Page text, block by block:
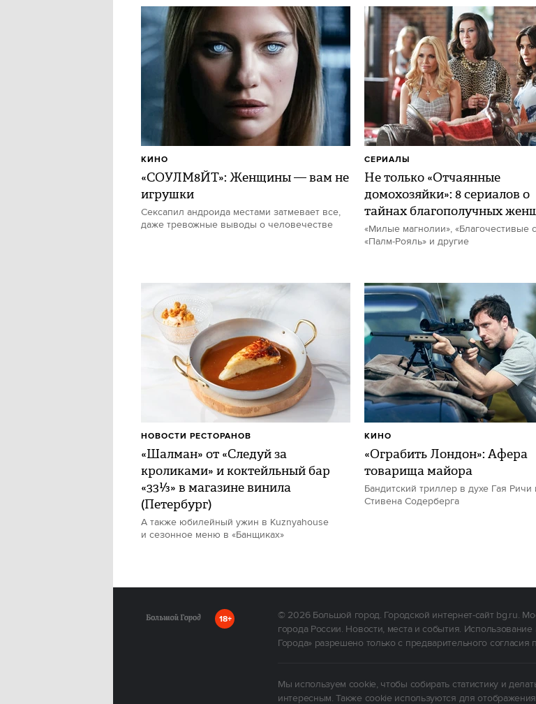
«СОУЛМ8ЙТ»: Женщины — вам не
игрушки
Сексапил андроида местами затмевает все,
даже тревожные выводы о человечестве
КИНО
Не только «Отчаянные
домохозяйки»: 8 сериалов о
тайнах благополучных
«Милые магнолии», «Благочестивые
«Палм-Рояль» и другие
СЕРИАЛЫ
«Шалман» от «Следуй за
кроликами» и коктейльный бар
«33⅓» в магазине винила
(Петербург)
А также юбилейный ужин в Kuznyahouse
и сезонное меню в «Банщиках»
НОВОСТИ РЕСТОРАНОВ
«Ограбить Лондон»: Афера
товарища майора
Бандитский триллер в духе Гая Ричи
Стивена Содерберга
КИНО
18+ © 2026Большой город. Городской интернет-сайт bg.ru.
города России. Новости, места и события.
Города» разрешено только с предварительного согласия
Мы используем cookie, чтобы собирать статистику и
интересным. Также cookie используются для